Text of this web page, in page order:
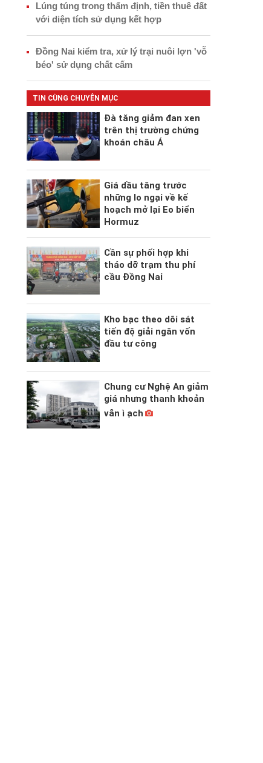
Lúng túng trong thẩm định, tiền thuê đất
với diện tích sử dụng kết hợp
Đồng Nai kiểm tra, xử lý trại nuôi lợn 'vỗ
béo' sử dụng chất cấm
TIN CÙNG CHUYÊN MỤC
Đà tăng giảm đan xen
trên thị trường chứng
khoán châu Á
Giá dầu tăng trước
những lo ngại về kế
hoạch mở lại Eo biển
Hormuz
Cần sự phối hợp khi
tháo dỡ trạm thu phí
cầu Đồng Nai
Kho bạc theo dõi sát
tiến độ giải ngân vốn
đầu tư công
Chung cư Nghệ An giảm
giá nhưng thanh khoản
vẫn ì ạch